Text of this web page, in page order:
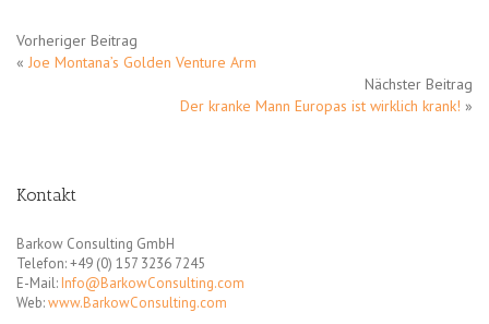
Vorheriger Beitrag
« Joe Montana’s Golden Venture Arm
Nächster Beitrag
Der kranke Mann Europas ist wirklich krank! »
Kontakt
Barkow Consulting GmbH
Telefon: +49 (0) 157 3236 7245
E-Mail: Info@BarkowConsulting.com
Web:www.BarkowConsulting.com